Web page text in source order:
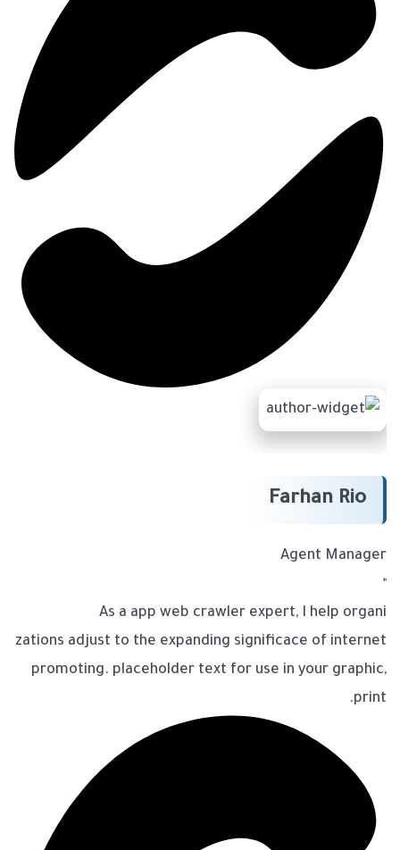
Farhan Rio
Agent Manager
“
As a app web crawler expert, I help organi
zations adjust to the expanding significace of internet
promoting. placeholder text for use in your graphic,
print.